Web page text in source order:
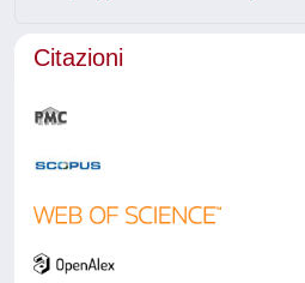
Citazioni